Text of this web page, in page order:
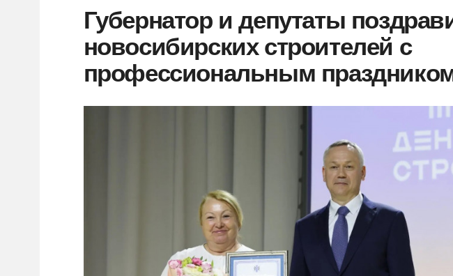
Губернатор и депутаты
новосибирских строителей с
профессиональным